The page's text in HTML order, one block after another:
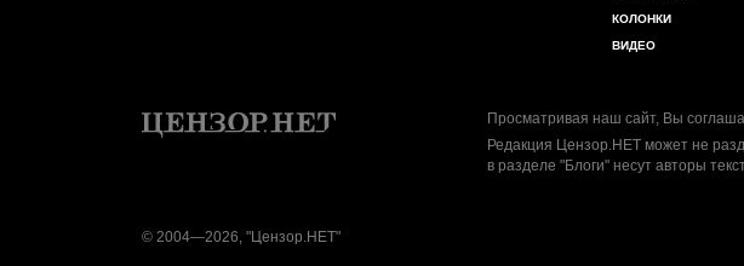
КОЛОНКИ
ВИДЕО
Просматривая наш сайт, Вы
Редакция Цензор.НЕТ может не
в разделе "Блоги" несут авторы
© 2004—2026, "Цензор.НЕТ"